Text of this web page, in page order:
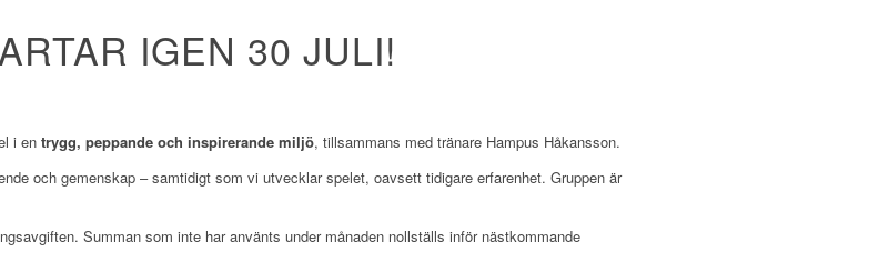
IGEN 30 JULI!
i en trygg, peppande och inspirerande miljö, tillsammans med tränare Hampus Håkansson.
och gemenskap – samtidigt som vi utvecklar spelet, oavsett tidigare erfarenhet. Gruppen är
Summan som inte har använts under månaden nollställs inför nästkommande